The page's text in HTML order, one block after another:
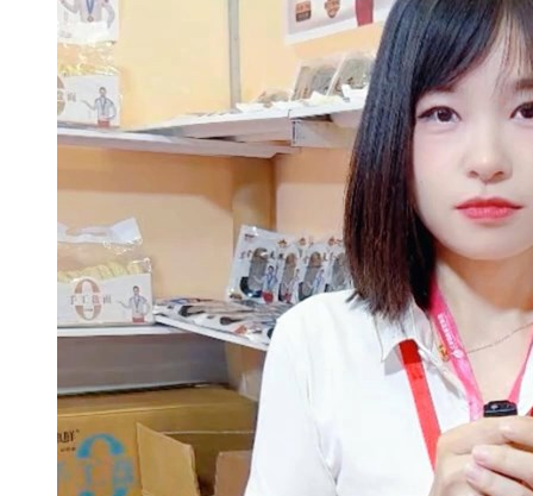
留言咨询公司
北京平谷 张 08:52 留言咨
询公司